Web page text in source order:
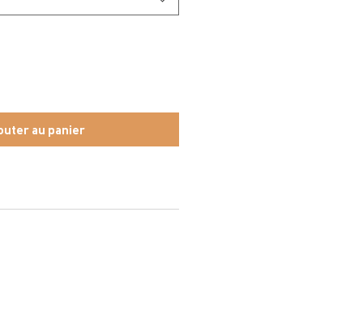
au panier